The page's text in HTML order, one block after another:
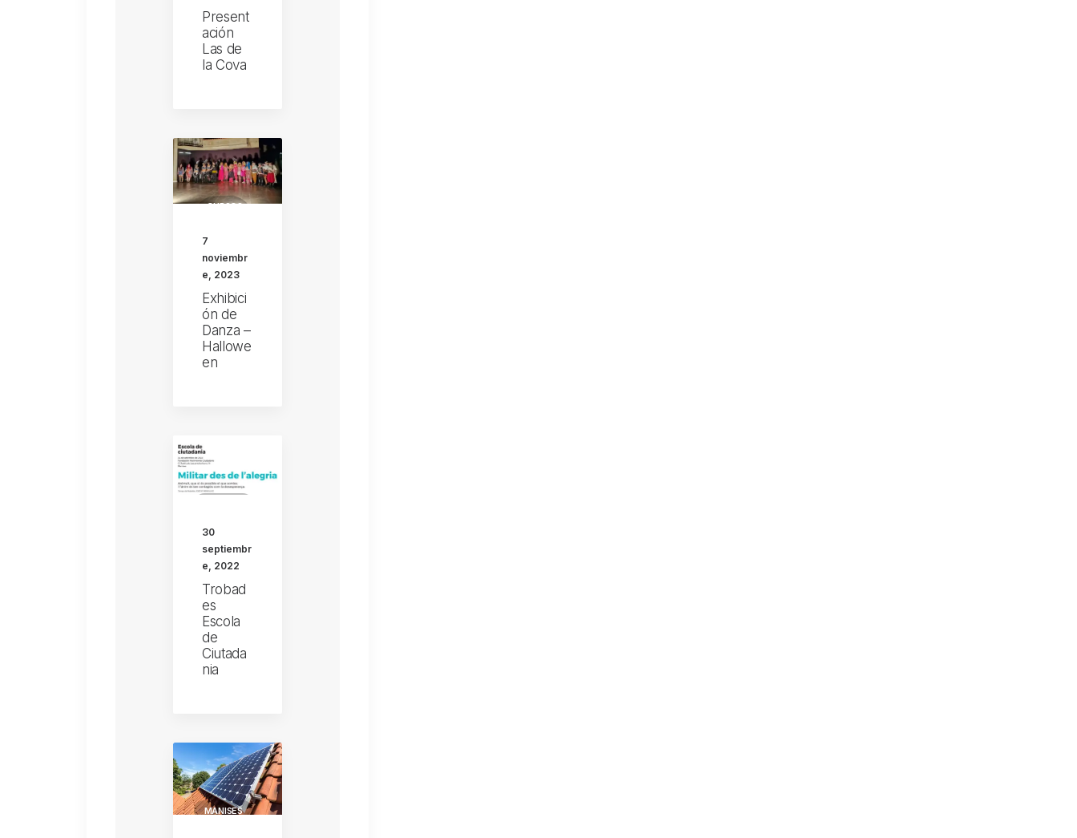
Present
ación
Las de
la Cova
CURSOS
IMATGES
OCI I
TEMPS
LLIURE
7
noviembr
e, 2023
Exhibici
ón de
Danza –
Hallowe
en
TEMPS
LLIURE
JORNADA
XERRADA
- DEBAT
30
septiembr
e, 2022
Trobad
es
Escola
de
Ciutada
nia
MANISES